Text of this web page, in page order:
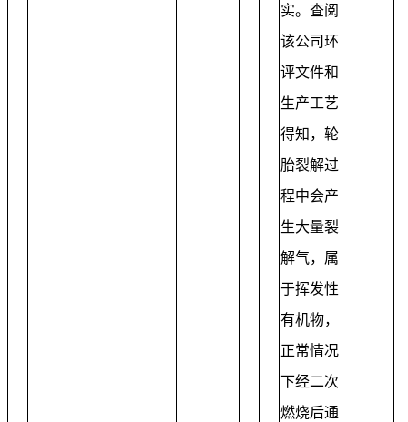
实。查阅
该公司环
评文件和
生产工艺
得知，轮
胎裂解过
程中会产
生大量裂
解气，属
于挥发性
有机物，
正常情况
下经二次
燃烧后通